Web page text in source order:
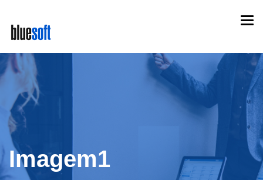
main
content
Imagem1